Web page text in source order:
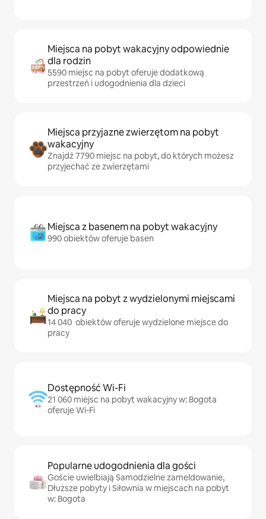
Miejsca na pobyt wakacyjny odpowiednie
dla rodzin
5590 miejsc na pobyt oferuje dodatkową
przestrzeń i udogodnienia dla dzieci
Miejsca przyjazne zwierzętom na pobyt
wakacyjny
Znajdź 7790 miejsc na pobyt, do których możesz
przyjechać ze zwierzętami
Miejsca z basenem na pobyt wakacyjny
990 obiektów oferuje basen
Miejsca na pobyt z wydzielonymi miejscami
do pracy
14 040 obiektów oferuje wydzielone miejsce do
pracy
Dostępność Wi-Fi
21 060 miejsc na pobyt wakacyjny w: Bogota
oferuje Wi-Fi
Popularne udogodnienia dla gości
Goście uwielbiają Samodzielne zameldowanie,
Dłuższe pobyty i Siłownia w miejscach na pobyt
w: Bogota